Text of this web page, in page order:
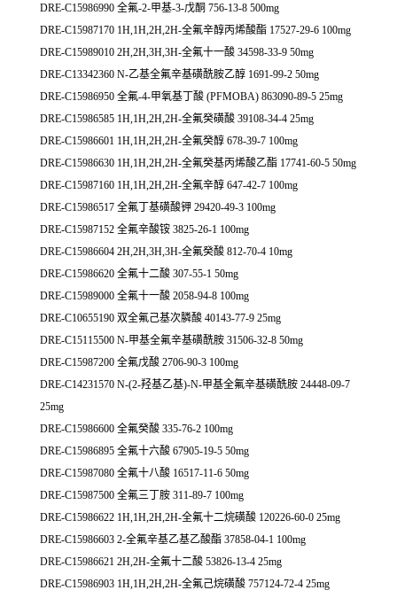
DRE-C15986990 全氟-2-甲基-3-戊酮 756-13-8 500mg
DRE-C15987170 1H,1H,2H,2H-全氟辛醇丙烯酸酯 17527-29-6 100mg
DRE-C15989010 2H,2H,3H,3H-全氟十一酸 34598-33-9 50mg
DRE-C13342360 N-乙基全氟辛基磺酰胺乙醇 1691-99-2 50mg
DRE-C15986950 全氟-4-甲氧基丁酸 (PFMOBA) 863090-89-5 25mg
DRE-C15986585 1H,1H,2H,2H-全氟癸磺酸 39108-34-4 25mg
DRE-C15986601 1H,1H,2H,2H-全氟癸醇 678-39-7 100mg
DRE-C15986630 1H,1H,2H,2H-全氟癸基丙烯酸乙酯 17741-60-5 50mg
DRE-C15987160 1H,1H,2H,2H-全氟辛醇 647-42-7 100mg
DRE-C15986517 全氟丁基磺酸钾 29420-49-3 100mg
DRE-C15987152 全氟辛酸铵 3825-26-1 100mg
DRE-C15986604 2H,2H,3H,3H-全氟癸酸 812-70-4 10mg
DRE-C15986620 全氟十二酸 307-55-1 50mg
DRE-C15989000 全氟十一酸 2058-94-8 100mg
DRE-C10655190 双全氟己基次膦酸 40143-77-9 25mg
DRE-C15115500 N-甲基全氟辛基磺酰胺 31506-32-8 50mg
DRE-C15987200 全氟戊酸 2706-90-3 100mg
DRE-C14231570 N-(2-羟基乙基)-N-甲基全氟辛基磺酰胺 24448-09-7
25mg
DRE-C15986600 全氟癸酸 335-76-2 100mg
DRE-C15986895 全氟十六酸 67905-19-5 50mg
DRE-C15987080 全氟十八酸 16517-11-6 50mg
DRE-C15987500 全氟三丁胺 311-89-7 100mg
DRE-C15986622 1H,1H,2H,2H-全氟十二烷磺酸 120226-60-0 25mg
DRE-C15986603 2-全氟辛基乙基乙酸酯 37858-04-1 100mg
DRE-C15986621 2H,2H-全氟十二酸 53826-13-4 25mg
DRE-C15986903 1H,1H,2H,2H-全氟己烷磺酸 757124-72-4 25mg